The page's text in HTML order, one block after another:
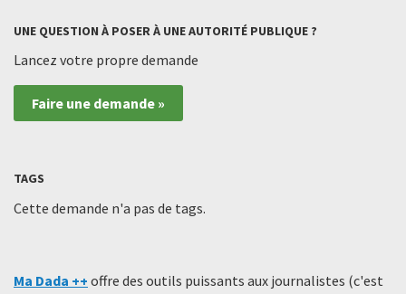
UNE QUESTION À POSER À UNE AUTORITÉ PUBLIQUE ?
Lancez votre propre demande
Faire une demande »
TAGS
Cette demande n'a pas de tags.
Ma Dada ++ offre des outils puissants aux journalistes (c'est